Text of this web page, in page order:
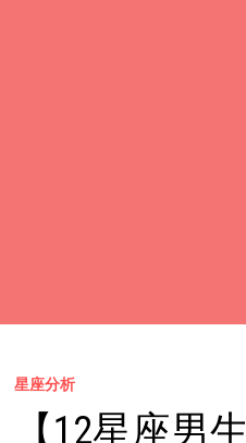
星座分析
【12星座男